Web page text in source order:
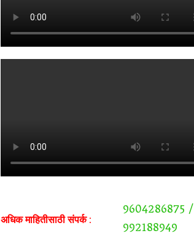
अधिक माहितीसाठी संपर्क : 9604286875 /
992188949